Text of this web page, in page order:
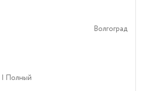
Волгоград
| Полный